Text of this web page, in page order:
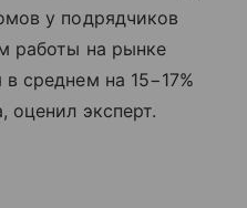
у подрядчиков
работы на рынке
среднем на 15−17%
оценил эксперт.